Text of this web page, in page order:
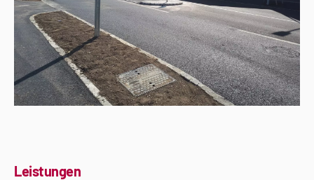
Leistungen